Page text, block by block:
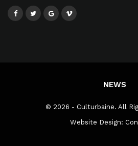
NEWS
© 2026 - Culturbaine. All
Website Design: